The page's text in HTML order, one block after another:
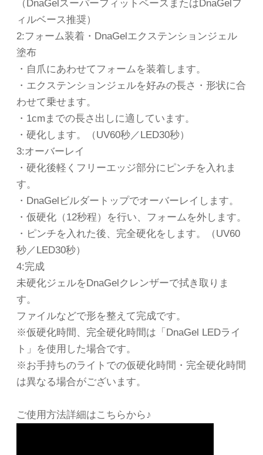
（DnaGelスーパーフィットベースまたはDnaGelフ
ィルベース推奨）
2:フォーム装着・DnaGelエクステンションジェル
塗布
・自爪にあわせてフォームを装着します。
・エクステンションジェルを好みの長さ・形状に合
わせて乗せます。
・1cmまでの長さ出しに適しています。
・硬化します。（UV60秒／LED30秒）
3:オーバーレイ
・硬化後軽くフリーエッジ部分にピンチを入れま
す。
・DnaGelビルダートップでオーバーレイします。
・仮硬化（12秒程）を行い、フォームを外します。
・ピンチを入れた後、完全硬化をします。（UV60
秒／LED30秒）
4:完成
未硬化ジェルをDnaGelクレンザーで拭き取りま
す。
ファイルなどで形を整えて完成です。
※仮硬化時間、完全硬化時間は「DnaGel LEDライ
ト」を使用した場合です。
※お手持ちのライトでの仮硬化時間・完全硬化時間
は異なる場合がございます。
ご使用方法詳細はこちらから♪